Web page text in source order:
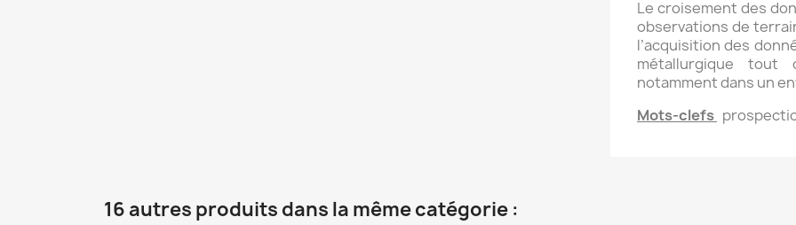
Le croisement des
observations de
l’acquisition des
métallurgique tout
notamment dans un
Mots-clefs
16 autres produits dans la même catégorie :